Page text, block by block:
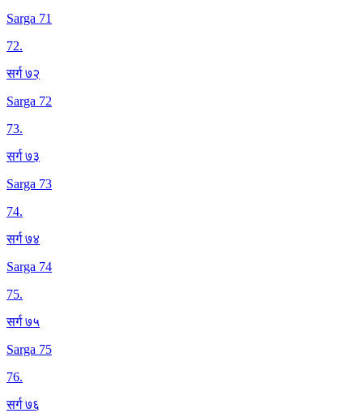
Sarga 71
72.
सर्ग ७२
Sarga 72
73.
सर्ग ७३
Sarga 73
74.
सर्ग ७४
Sarga 74
75.
सर्ग ७५
Sarga 75
76.
सर्ग ७६